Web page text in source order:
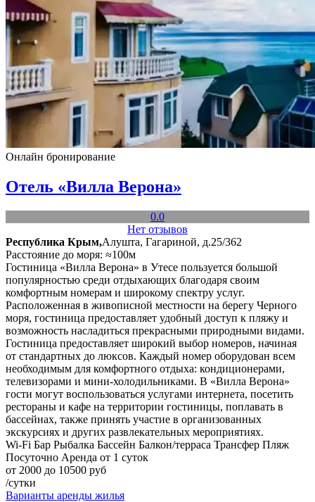
Онлайн бронирование
Отель «Вилла Верона»
0.0
Нет отзывов
Республика Крым,Алушта, Гагариной, д.25/362
Расстояние до моря: ≈100м
Гостиница «Вилла Верона» в Утесе пользуется большой
популярностью среди отдыхающих благодаря своим
комфортным номерам и широкому спектру услуг.
Расположенная в живописной местности на берегу Черного
моря, гостиница предоставляет удобный доступ к пляжу и
возможность насладиться прекрасными природными видами.
Гостиница предоставляет широкий выбор номеров, начиная
от стандартных до люксов. Каждый номер оборудован всем
необходимым для комфортного отдыха: кондиционерами,
телевизорами и мини-холодильниками. В «Вилла Верона»
гости могут воспользоваться услугами интернета, посетить
рестораны и кафе на территории гостиницы, поплавать в
бассейнах, также принять участие в организованных
экскурсиях и других развлекательных мероприятиях.
Wi-Fi Бар Рыбалка Бассейн Балкон/терраса Трансфер Пляж
Посуточно Аренда от 1 суток
от 2000 до 10500 руб
/сутки
Варианты аренды жилья